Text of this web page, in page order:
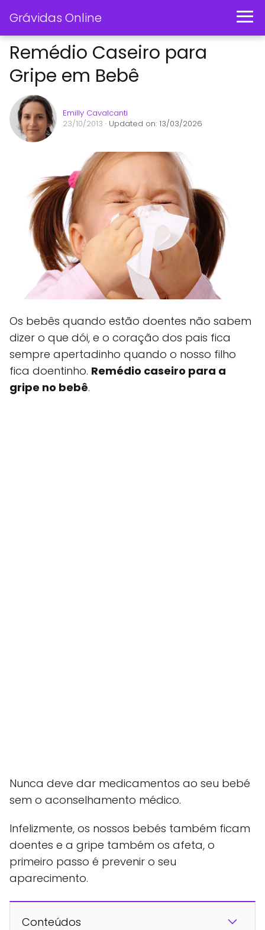
Grávidas Online
Remédio Caseiro para
Gripe em Bebê
Emilly Cavalcanti
23/10/2013 · Updated on: 13/03/2026
Os bebês quando estão doentes não sabem
dizer o que dói, e o coração dos pais fica
sempre apertadinho quando o nosso filho
fica doentinho. Remédio caseiro para a
gripe no bebê.
Nunca deve dar medicamentos ao seu bebé
sem o aconselhamento médico.
Infelizmente, os nossos bebés também ficam
doentes e a gripe também os afeta, o
primeiro passo é prevenir o seu
aparecimento.
Conteúdos